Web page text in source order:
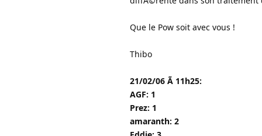
Que le Pow soit avec vous !
Thibo
21/02/06 Ã 11h25:
AGF: 1
Prez: 1
amaranth: 2